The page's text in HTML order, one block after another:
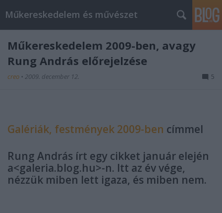
Műkereskedelem és művészet
Műkereskedelem 2009-ben, avagy
Rung András előrejelzése
creo • 2009. december 12. 5
Galériák, festmények 2009-ben címmel
Rung András írt egy cikket január elején
a<galeria.blog.hu>-n. Itt az év vége,
nézzük miben lett igaza, és miben nem.